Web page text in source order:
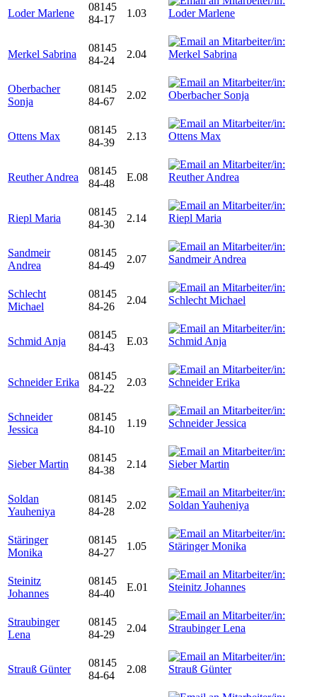
Loder Marlene
08145
84-17
1.03
Merkel Sabrina
08145
84-24
2.04
Oberbacher
Sonja
08145
84-67
2.02
Ottens Max
08145
84-39
2.13
Reuther Andrea
08145
84-48
E.08
Riepl Maria
08145
84-30
2.14
Sandmeir
Andrea
08145
84-49
2.07
Schlecht
Michael
08145
84-26
2.04
Schmid Anja
08145
84-43
E.03
Schneider Erika
08145
84-22
2.03
Schneider
Jessica
08145
84-10
1.19
Sieber Martin
08145
84-38
2.14
Soldan
Yauheniya
08145
84-28
2.02
Stäringer
Monika
08145
84-27
1.05
Steinitz
Johannes
08145
84-40
E.01
Straubinger
Lena
08145
84-29
2.04
Strauß Günter
08145
84-64
2.08